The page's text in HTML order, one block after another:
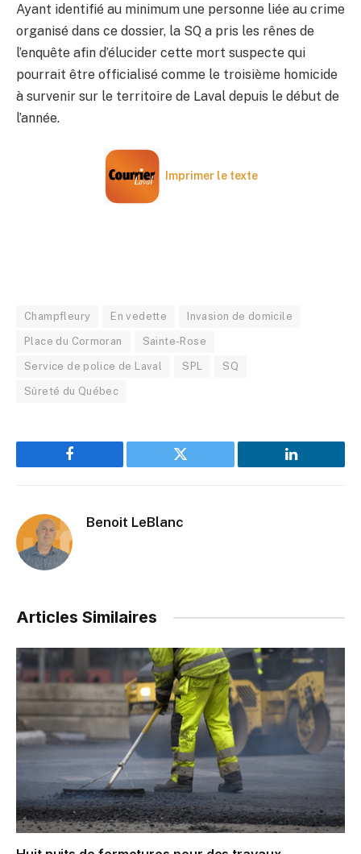
Ayant identifié au minimum une personne liée au crime
organisé dans ce dossier, la SQ a pris les rênes de
l’enquête afin d’élucider cette mort suspecte qui
pourrait être officialisé comme le troisième homicide
à survenir sur le territoire de Laval depuis le début de
l’année.
Imprimer le texte
Champfleury En vedette Invasion de domicile
Place du Cormoran Sainte-Rose
Service de police de Laval SPL SQ
Sûreté du Québec
Facebook Twitter LinkedIn
Benoit LeBlanc
Articles Similaires